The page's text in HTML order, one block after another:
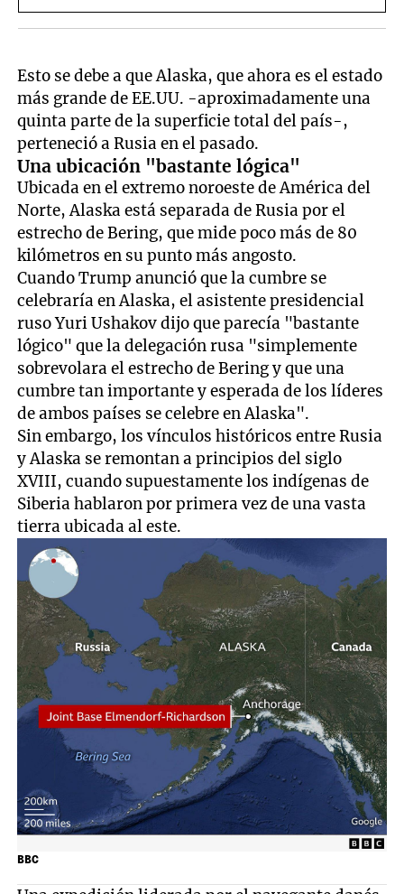
Esto se debe a que Alaska, que ahora es el estado
más grande de EE.UU. -aproximadamente una
quinta parte de la superficie total del país-,
perteneció a Rusia en el pasado.
Una ubicación "bastante lógica"
Ubicada en el extremo noroeste de América del
Norte, Alaska está separada de Rusia por el
estrecho de Bering, que mide poco más de 80
kilómetros en su punto más angosto.
Cuando Trump anunció que la cumbre se
celebraría en Alaska, el asistente presidencial
ruso Yuri Ushakov dijo que parecía "bastante
lógico" que la delegación rusa "simplemente
sobrevolara el estrecho de Bering y que una
cumbre tan importante y esperada de los líderes
de ambos países se celebre en Alaska".
Sin embargo, los vínculos históricos entre Rusia
y Alaska se remontan a principios del siglo
XVIII, cuando supuestamente los indígenas de
Siberia hablaron por primera vez de una vasta
tierra ubicada al este.
BBC